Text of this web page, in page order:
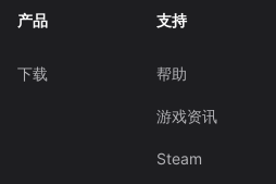
产品
下载
支持
帮助
游戏资讯
Steam